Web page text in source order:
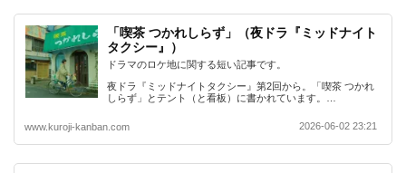
「喫茶 つかれしらず」（夜ドラ『ミッドナイト
タクシー』）
ドラマのロケ地に関する短い記事です。
夜ドラ『ミッドナイトタクシー』第2回から。「喫茶 つかれ
しらず」とテント（と看板）に書かれています。…
www.kuroji-kanban.com 2026-06-02 23:21